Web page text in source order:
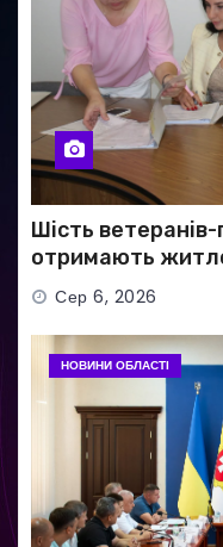
Шість
отримають
Сер 6, 2026
НОВИНИ ОБЛАСТІ